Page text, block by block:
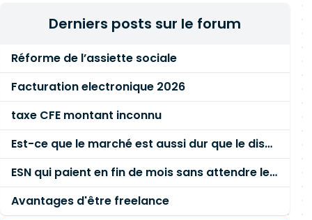
Derniers posts sur le forum
Réforme de l’assiette sociale
Facturation electronique 2026
taxe CFE montant inconnu
Est-ce que le marché est aussi dur que le disent les commerciaux ?
ESN qui paient en fin de mois sans attendre le paiement client ?
Avantages d'être freelance